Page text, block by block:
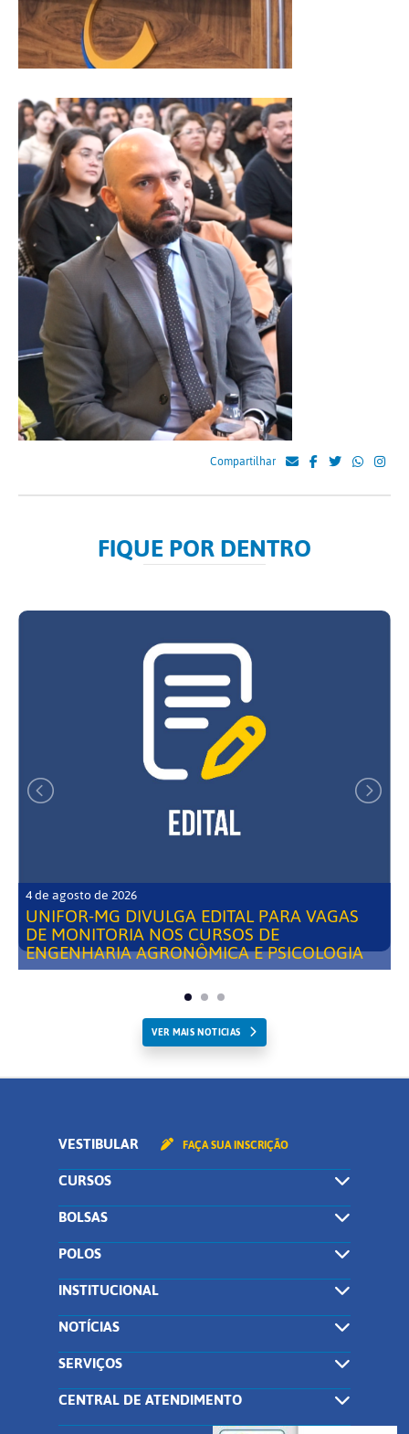
Compartilhar
FIQUE POR DENTRO
4 de agosto de 2026
UNIFOR-MG DIVULGA EDITAL PARA VAGAS
DE MONITORIA NOS CURSOS DE
ENGENHARIA AGRONÔMICA E PSICOLOGIA
VER MAIS NOTICIAS
VESTIBULAR FAÇA SUA INSCRIÇÃO
CURSOS
BOLSAS
POLOS
INSTITUCIONAL
NOTÍCIAS
SERVIÇOS
CENTRAL DE ATENDIMENTO